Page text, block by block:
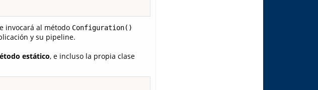
invocará al método Configuration()
y su pipeline.
estático, e incluso la propia clase